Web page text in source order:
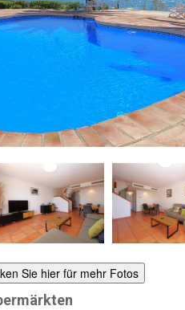
Sie hier für mehr Fotos